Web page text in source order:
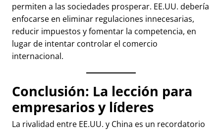
permiten a las sociedades prosperar. EE.UU. debería
enfocarse en eliminar regulaciones innecesarias,
reducir impuestos y fomentar la competencia, en
lugar de intentar controlar el comercio
internacional.
Conclusión: La lección para
empresarios y líderes
La rivalidad entre EE.UU. y China es un recordatorio